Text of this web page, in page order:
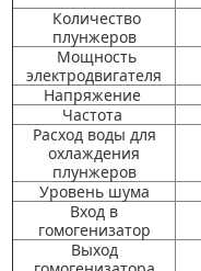
Количество
плунжеров
Мощность
электродвигателя
Напряжение
Частота
Расход воды для
охлаждения
плунжеров
Уровень шума
Вход в
гомогенизатор
Выход